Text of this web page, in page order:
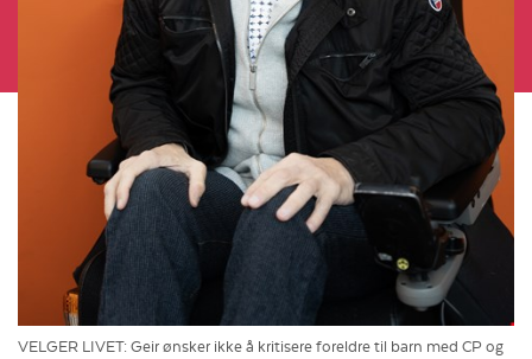
VELGER LIVET: Geir ønsker ikke å kritisere foreldre til barn med CP og